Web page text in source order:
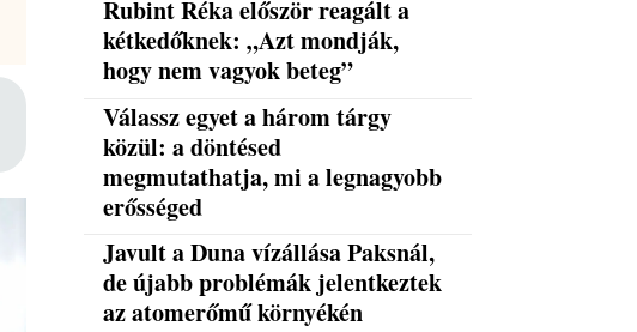
Rubint Réka először reagált a
kétkedőknek: „Azt mondják,
hogy nem vagyok beteg”
Válassz egyet a három tárgy
közül: a döntésed
megmutathatja, mi a legnagyobb
erősséged
Javult a Duna vízállása Paksnál,
de újabb problémák jelentkeztek
az atomerőmű környékén